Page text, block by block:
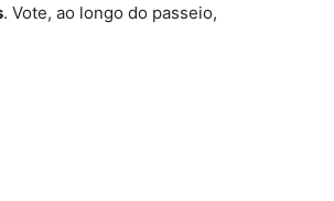
. Vote, ao longo do passeio,